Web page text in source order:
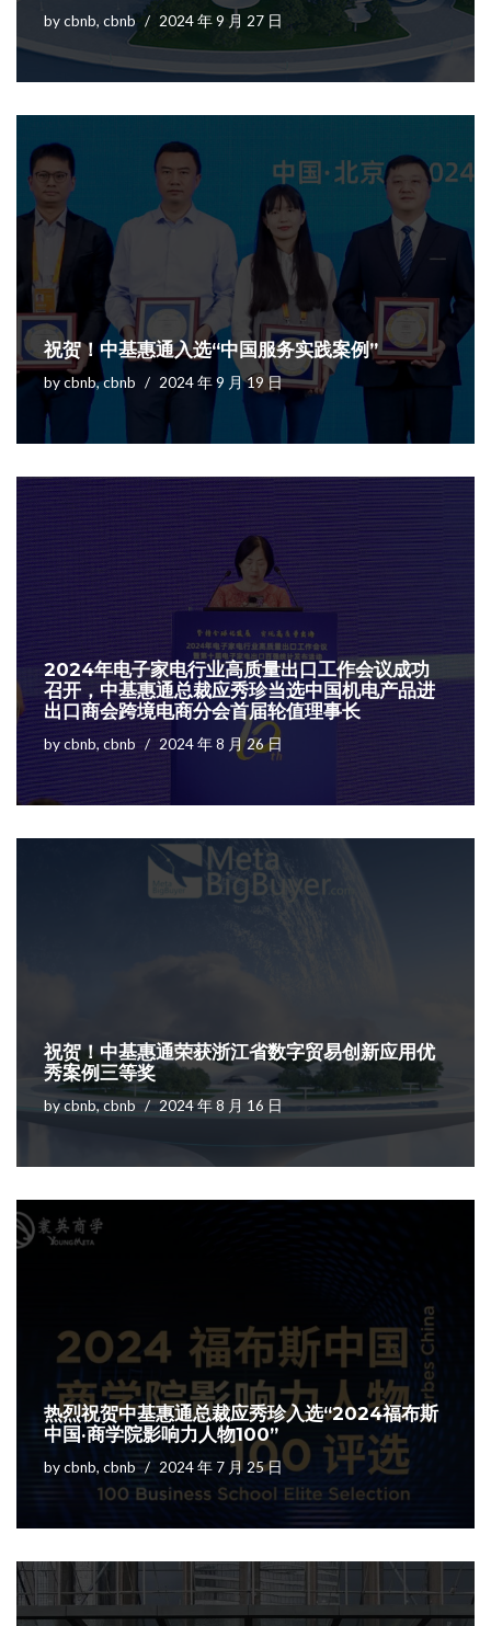
bycbnb, cbnb 2024 年 9 月 27 日
祝贺！中基惠通入选“中国服务实践案例”
bycbnb, cbnb 2024 年 9 月 19 日
2024年电子家电行业高质量出口工作会议成功
召开，中基惠通总裁应秀珍当选中国机电产品进
出口商会跨境电商分会首届轮值理事长
bycbnb, cbnb 2024 年 8 月 26 日
祝贺！中基惠通荣获浙江省数字贸易创新应用优
秀案例三等奖
bycbnb, cbnb 2024 年 8 月 16 日
热烈祝贺中基惠通总裁应秀珍入选“2024福布斯
中国·商学院影响力人物100”
bycbnb, cbnb 2024 年 7 月 25 日